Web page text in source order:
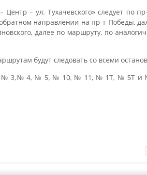
– ул. Тухачевского» следует по
направлении на пр-т Победы,
далее по маршруту, по
будут следовать со всеми
№ 3,№ 4, № 5, № 10, № 11, № 1Т, № 5Т и №